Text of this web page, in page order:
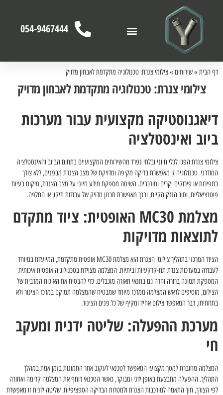
054-9467444
דף הבית»שירותים »צילומי צנרת: טכנולוגיה מתקדמת לאבחון מדויק
צילומי צנרת: טכנולוגיה מתקדמת לאבחון מדויק
דיאגנוסטיקה מקצועית עבור מערכות
ביוב ואינסטלציה
צילומי צנרת הפכו לכלי חיוני ובלתי נפרד מהשירותים המקצועיים בתחום הביוב והאינסטלציה
המודרני. טכנולוגיה זו מאפשרת בדיקה מקיפה ומדויקת של מצב הצנרת מבפנים, ללא צורך
בחפירות או פירוקים יקרים ומורכבים. השיטה מספקת מידע חיוני על מצב הצנרת, מיקום בעיות
פוטנציאליות, וסוג הנזק הקיים, ובכך מאפשרת תכנון מדויק של עבודות תיקון או החלפה.
מצלמת MC30 האופטית: ציוד מתקדם
לתוצאות מדויקות
הציוד המרכזי בתהליך צילומי הצנרת הוא מצלמת MC30 אופטית מתקדמת, המיועדת במיוחד
לעבודה במערכות צנרת תת-קרקעיות וביתיות. המצלמה מצוידת בטכנולוגיה אופטית איכותית
המספקת תמונה ברורה וחדה גם בתנאי תאורה מוגבלים. כדי להבטיח את האיכות המרבית של
הצילום, מוסיפים לראש המצלמה ממרכז מיוחד שמבטיח שהמצלמה תמוקם במרכז הצינור ולא
בתחתיתו, דבר המאפשר צילום אחיד ומקיף של כל פנים הצינור.
מערכת ההפעלה: שליטה ידנית ומעקב
חי
המצלמה מחוברת למסך מקצועי המאפשר לטכנאי לעקוב אחר התמונות בזמן אמת במהלך
התהליך. ההפעלה מתבצעת באופן ידני ומבוקר, כאשר הטכנאי דוחף את המצלמה קדימה ואחורה
לפי הצורך, תוך התאמה למורכבות הצנרת ולמטרות הבדיקה הספציפיות. שליטה ידנית זו מאפשרת